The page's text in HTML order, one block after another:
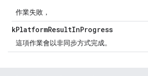
作業失敗，
kPlatformResultInProgress
這項作業會以非同步方式完成。